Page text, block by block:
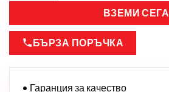
ВЗЕМИ СЕГА
БЪРЗА ПОРЪЧКА
• Гаранция за качество